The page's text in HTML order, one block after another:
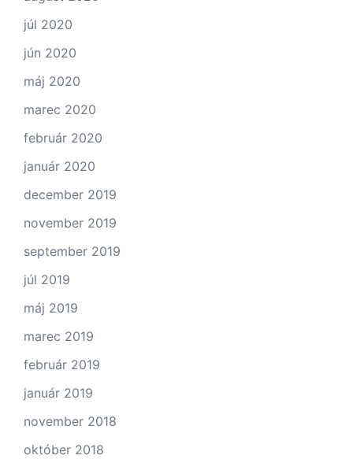
júl 2020
jún 2020
máj 2020
marec 2020
február 2020
január 2020
december 2019
november 2019
september 2019
júl 2019
máj 2019
marec 2019
február 2019
január 2019
november 2018
október 2018